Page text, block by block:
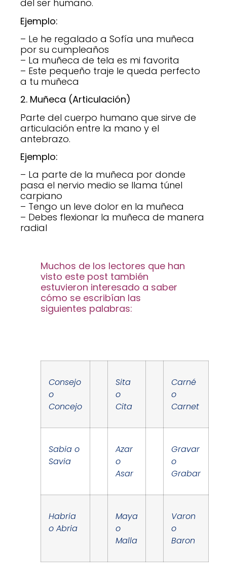
del ser humano.
Ejemplo:
– Le he regalado a Sofía una muñeca
por su cumpleaños
– La muñeca de tela es mi favorita
– Este pequeño traje le queda perfecto
a tu muñeca
2. Muñeca (Articulación)
Parte del cuerpo humano que sirve de
articulación entre la mano y el
antebrazo.
Ejemplo:
– La parte de la muñeca por donde
pasa el nervio medio se llama túnel
carpiano
– Tengo un leve dolor en la muñeca
– Debes flexionar la muñeca de manera
radial
Muchos de los lectores que han
visto este post también
estuvieron interesado a saber
cómo se escribían las
siguientes palabras:
Consejo
o
Concejo
Sita
o
Cita
Carné
o
Carnet
Sabia o
Savia
Azar
o
Asar
Gravar
o
Grabar
Habria
o Abria
Maya
o
Malla
Varon
o
Baron